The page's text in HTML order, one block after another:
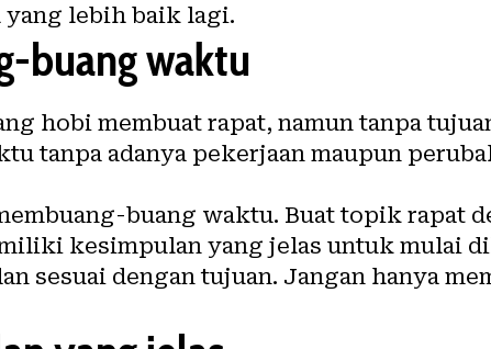
yang lebih baik lagi.
buang waktu
hobi membuat rapat, namun tanpa
tanpa adanya pekerjaan maupun
buang waktu. Buat topik rapat
kesimpulan yang jelas untuk mulai
sesuai dengan tujuan. Jangan hanya